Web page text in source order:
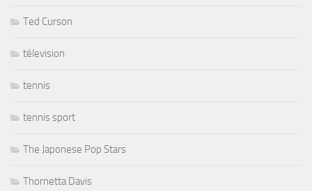
Ted Curson
télevision
tennis
tennis sport
The Japonese Pop Stars
Thornetta Davis